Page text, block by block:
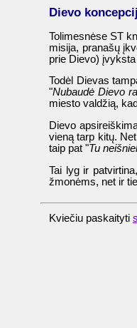
Dievo
Tolimesnėse ST
misija, pranašų
prie Dievo)
Todėl Dievas
"Nubaudė Dievo
miesto valdžią,
Dievo
vieną tarp kitų.
taip pat "Tu
Tai lyg ir
žmonėms, net ir
Kviečiu paskaityti